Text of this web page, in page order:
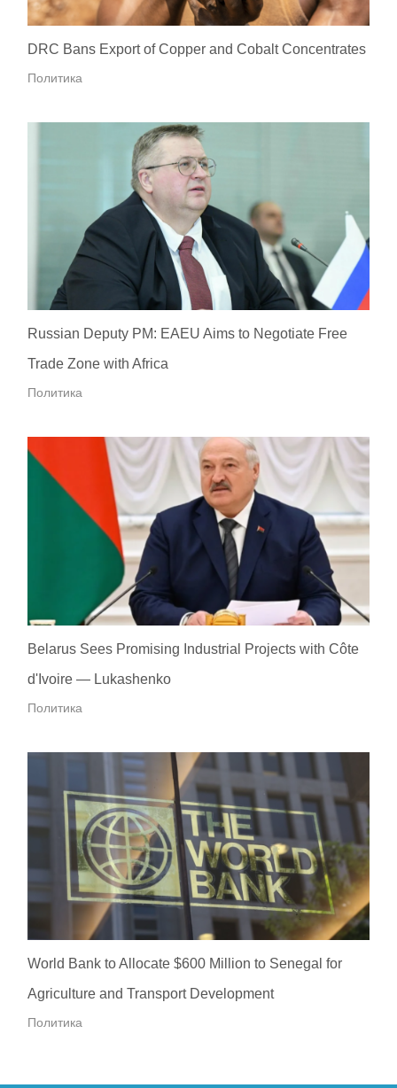
DRC Bans Export of Copper and Cobalt Concentrates
Политика
Russian Deputy PM: EAEU Aims to Negotiate Free
Trade Zone with Africa
Политика
Belarus Sees Promising Industrial Projects with Côte
d'Ivoire — Lukashenko
Политика
World Bank to Allocate $600 Million to Senegal for
Agriculture and Transport Development
Политика